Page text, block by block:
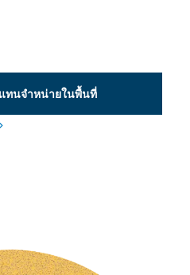
ทนจำหน่ายในพื้นที่